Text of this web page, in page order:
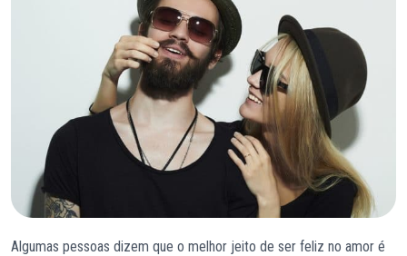
Algumas pessoas dizem que o melhor jeito de ser feliz no amor é